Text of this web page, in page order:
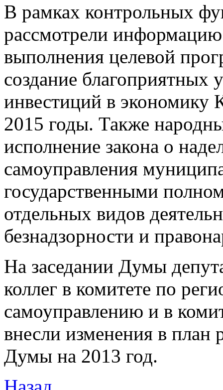
В рамках контрольных
рассмотрели информацию
выполнения целевой
создание благоприятных
инвестиций в экономику
2015 годы. Также
исполнение закона о
самоуправления
государственными
отдельных видов
безнадзорности и
На заседании Думы
коллег в комитете по
самоуправлению и в
внесли изменения в план
Думы на 2013 год.